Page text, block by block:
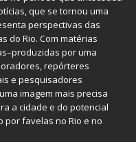
que se tornou uma
perspectivas das
do Rio. Com matérias
por uma
repórteres
e pesquisadores
imagem mais precisa
a cidade e do potencial
por favelas no Rio e no